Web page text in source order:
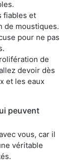
fiables et
de moustiques.
pour ne pas
de
devoir dès
et les eaux
peuvent
vous, car il
véritable